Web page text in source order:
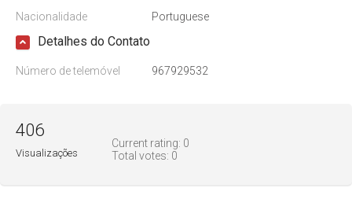
Nacionalidade
Portuguese
Detalhes do Contato
Número de telemóvel 967929532
Current rating: 0
Total votes: 0
406
Visualizações